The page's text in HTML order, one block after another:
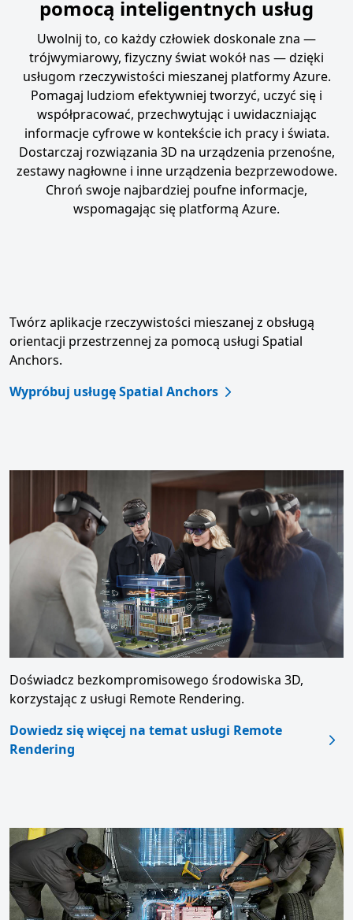
pomocą inteligentnych usług
Uwolnij to, co każdy człowiek doskonale zna —
trójwymiarowy, fizyczny świat wokół nas — dzięki
usługom rzeczywistości mieszanej platformy Azure.
Pomagaj ludziom efektywniej tworzyć, uczyć się i
współpracować, przechwytując i uwidaczniając
informacje cyfrowe w kontekście ich pracy i świata.
Dostarczaj rozwiązania 3D na urządzenia przenośne,
zestawy nagłowne i inne urządzenia bezprzewodowe.
Chroń swoje najbardziej poufne informacje,
wspomagając się platformą Azure.
Twórz aplikacje rzeczywistości mieszanej z obsługą
orientacji przestrzennej za pomocą usługi Spatial
Anchors.
Wypróbuj usługę Spatial Anchors
Doświadcz bezkompromisowego środowiska 3D,
korzystając z usługi Remote Rendering.
Dowiedz się więcej na temat usługi Remote
Rendering